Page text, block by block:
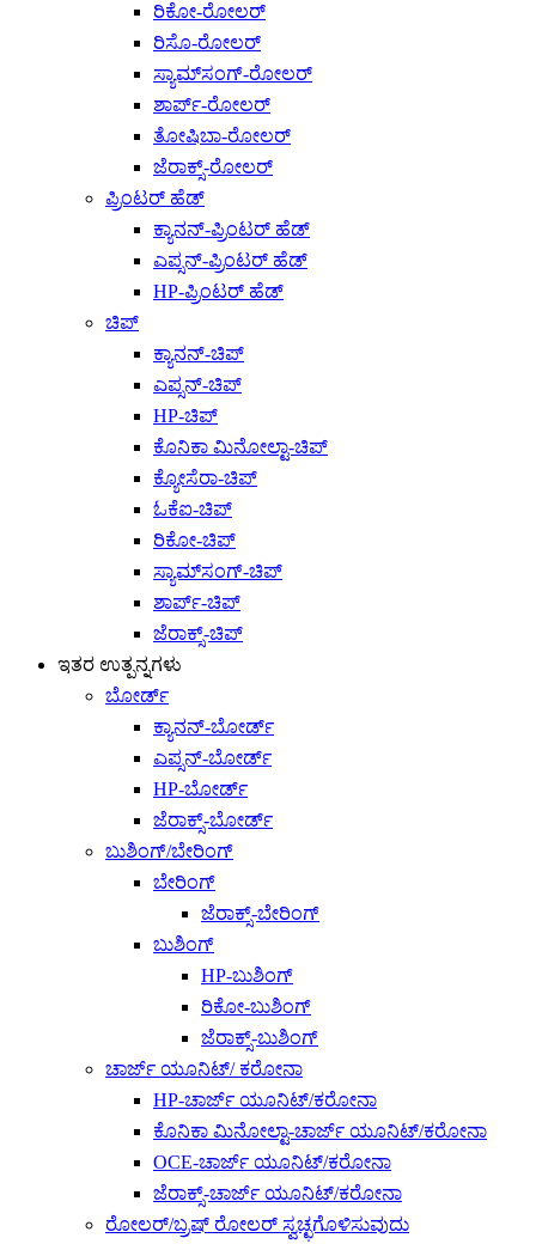
ರಿಕೋ-ರೋಲರ್
ರಿಸೊ-ರೋಲರ್
ಸ್ಯಾಮ್‌ಸಂಗ್-ರೋಲರ್
ಶಾರ್ಪ್-ರೋಲರ್
ತೋಷಿಬಾ-ರೋಲರ್
ಜೆರಾಕ್ಸ್-ರೋಲರ್
ಪ್ರಿಂಟರ್ ಹೆಡ್
ಕ್ಯಾನನ್-ಪ್ರಿಂಟರ್ ಹೆಡ್
ಎಪ್ಸನ್-ಪ್ರಿಂಟರ್ ಹೆಡ್
HP-ಪ್ರಿಂಟರ್ ಹೆಡ್
ಚಿಪ್
ಕ್ಯಾನನ್-ಚಿಪ್
ಎಪ್ಸನ್-ಚಿಪ್
HP-ಚಿಪ್
ಕೊನಿಕಾ ಮಿನೋಲ್ಟಾ-ಚಿಪ್
ಕ್ಯೋಸೆರಾ-ಚಿಪ್
ಓಕೆಐ-ಚಿಪ್
ರಿಕೋ-ಚಿಪ್
ಸ್ಯಾಮ್‌ಸಂಗ್-ಚಿಪ್
ಶಾರ್ಪ್-ಚಿಪ್
ಜೆರಾಕ್ಸ್-ಚಿಪ್
ಇತರ ಉತ್ಪನ್ನಗಳು
ಬೋರ್ಡ್
ಕ್ಯಾನನ್-ಬೋರ್ಡ್
ಎಪ್ಸನ್-ಬೋರ್ಡ್
HP-ಬೋರ್ಡ್
ಜೆರಾಕ್ಸ್-ಬೋರ್ಡ್
ಬುಶಿಂಗ್/ಬೇರಿಂಗ್
ಬೇರಿಂಗ್
ಜೆರಾಕ್ಸ್-ಬೇರಿಂಗ್
ಬುಶಿಂಗ್
HP-ಬುಶಿಂಗ್
ರಿಕೋ-ಬುಶಿಂಗ್
ಜೆರಾಕ್ಸ್-ಬುಶಿಂಗ್
ಚಾರ್ಜ್ ಯೂನಿಟ್/ ಕರೋನಾ
HP-ಚಾರ್ಜ್ ಯೂನಿಟ್/ಕರೋನಾ
ಕೊನಿಕಾ ಮಿನೋಲ್ಟಾ-ಚಾರ್ಜ್ ಯೂನಿಟ್/ಕರೋನಾ
OCE-ಚಾರ್ಜ್ ಯೂನಿಟ್/ಕರೋನಾ
ಜೆರಾಕ್ಸ್-ಚಾರ್ಜ್ ಯೂನಿಟ್/ಕರೋನಾ
ರೋಲರ್/ಬ್ರಷ್ ರೋಲರ್ ಸ್ವಚ್ಛಗೊಳಿಸುವುದು